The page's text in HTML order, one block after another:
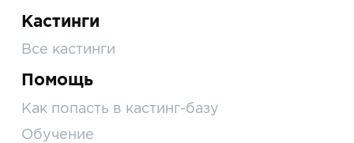
Кастинги
Все кастинги
Помощь
Как попасть в кастинг-базу
Обучение